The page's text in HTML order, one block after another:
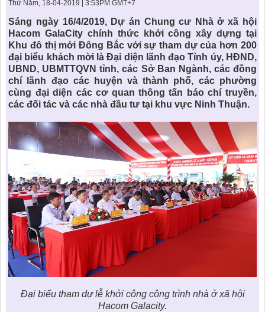
THÀNH ĐÔNG VỚI XÃ HÔI
BẮC
THƯ VIỆN PHÁP LUẬT
LIÊN HỆ & GIẢI ĐÁP
KIẾN TRÚC & PHONG THUỶ
TIN TỨC CÔNG TY
TIN TỨC TỔNG HỢP
Thứ Năm, 18-04-2019 | 3:53PM GMT+7
Sáng ngày 16/4/2019, Dự án Chung cư Nhà ở xã hội
Hacom GalaCity chính thức khởi công xây dựng tại
Khu đô thị mới Đông Bắc với sự tham dự của hơn 200
đại biểu khách mời là Đại diện lãnh đạo Tỉnh úy, HĐND,
UBND, UBMTTQVN tỉnh, các Sở Ban Ngành, các đồng
chí lãnh đạo các huyện và thành phố, các phường
cùng đại diện các cơ quan thông tấn báo chí truyền,
các đối tác và các nhà đầu tư tại khu vực Ninh Thuận.
Đại biểu tham dự lễ khởi công công trình nhà ở xã hội
Hacom Galacity.